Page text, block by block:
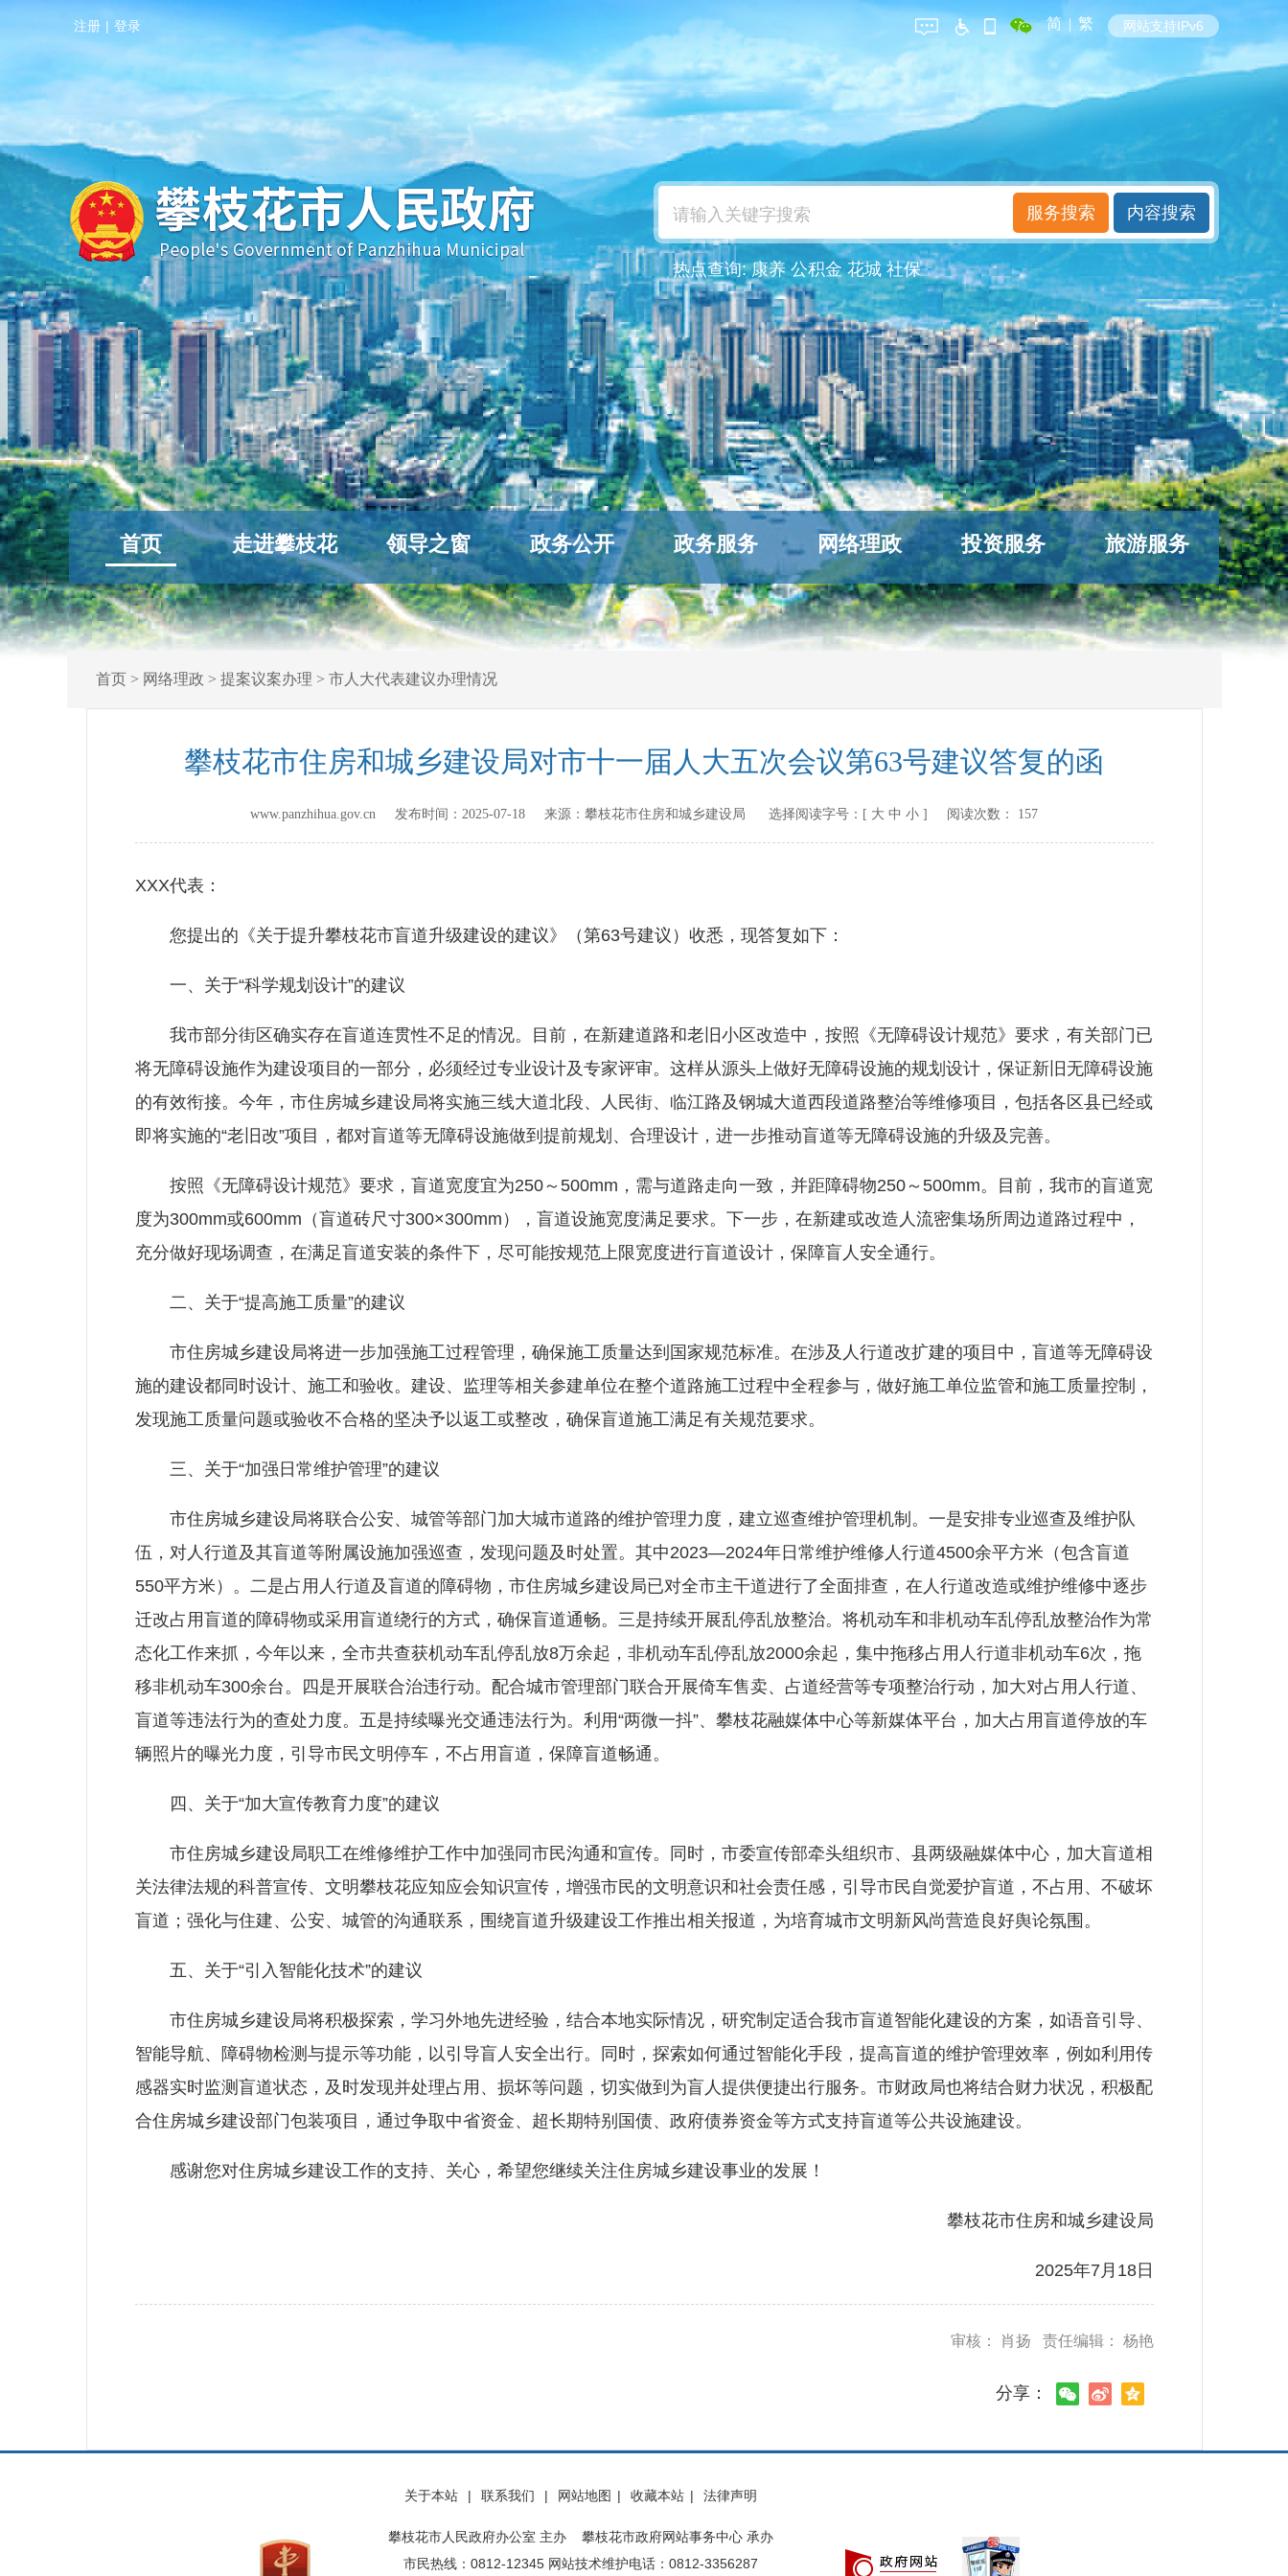
注册 | 登录 简 | 繁 网站支持IPv6
热点查询:康养 公积金 花城 社保
首页 走进攀枝花 领导之窗 政务公开 政务服务 网络理政 投资服务 旅游服务
首页> 网络理政 > 提案议案办理 > 市人大代表建议办理情况
攀枝花市住房和城乡建设局对市十一届人大五次会议第63号建议答复的函
www.panzhihua.gov.cn 发布时间： 2025-07-18 来源： 攀枝花市住房和城乡建设局 选择阅读字号：[ 大 中 小 ] 阅读次数： 157
XXX代表：
您提出的《关于提升攀枝花市盲道升级建设的建议》（第63号建议）收悉，现答复如下：
一、关于“科学规划设计”的建议
我市部分街区确实存在盲道连贯性不足的情况。目前，在新建道路和老旧小区改造中，按照《无障碍设计规范》要求，有关部门已
将无障碍设施作为建设项目的一部分，必须经过专业设计及专家评审。这样从源头上做好无障碍设施的规划设计，保证新旧无障碍设施
的有效衔接。今年，市住房城乡建设局将实施三线大道北段、人民街、临江路及钢城大道西段道路整治等维修项目，包括各区县已经或
即将实施的“老旧改”项目，都对盲道等无障碍设施做到提前规划、合理设计，进一步推动盲道等无障碍设施的升级及完善。
按照《无障碍设计规范》要求，盲道宽度宜为250～500mm，需与道路走向一致，并距障碍物250～500mm。目前，我市的盲道宽
度为300mm或600mm（盲道砖尺寸300×300mm），盲道设施宽度满足要求。下一步，在新建或改造人流密集场所周边道路过程中，
充分做好现场调查，在满足盲道安装的条件下，尽可能按规范上限宽度进行盲道设计，保障盲人安全通行。
二、关于“提高施工质量”的建议
市住房城乡建设局将进一步加强施工过程管理，确保施工质量达到国家规范标准。在涉及人行道改扩建的项目中，盲道等无障碍设
施的建设都同时设计、施工和验收。建设、监理等相关参建单位在整个道路施工过程中全程参与，做好施工单位监管和施工质量控制，
发现施工质量问题或验收不合格的坚决予以返工或整改，确保盲道施工满足有关规范要求。
三、关于“加强日常维护管理”的建议
市住房城乡建设局将联合公安、城管等部门加大城市道路的维护管理力度，建立巡查维护管理机制。一是安排专业巡查及维护队
伍，对人行道及其盲道等附属设施加强巡查，发现问题及时处置。其中2023—2024年日常维护维修人行道4500余平方米（包含盲道
550平方米）。二是占用人行道及盲道的障碍物，市住房城乡建设局已对全市主干道进行了全面排查，在人行道改造或维护维修中逐步
迁改占用盲道的障碍物或采用盲道绕行的方式，确保盲道通畅。三是持续开展乱停乱放整治。将机动车和非机动车乱停乱放整治作为常
态化工作来抓，今年以来，全市共查获机动车乱停乱放8万余起，非机动车乱停乱放2000余起，集中拖移占用人行道非机动车6次，拖
移非机动车300余台。四是开展联合治违行动。配合城市管理部门联合开展倚车售卖、占道经营等专项整治行动，加大对占用人行道、
盲道等违法行为的查处力度。五是持续曝光交通违法行为。利用“两微一抖”、攀枝花融媒体中心等新媒体平台，加大占用盲道停放的车
辆照片的曝光力度，引导市民文明停车，不占用盲道，保障盲道畅通。
四、关于“加大宣传教育力度”的建议
市住房城乡建设局职工在维修维护工作中加强同市民沟通和宣传。同时，市委宣传部牵头组织市、县两级融媒体中心，加大盲道相
关法律法规的科普宣传、文明攀枝花应知应会知识宣传，增强市民的文明意识和社会责任感，引导市民自觉爱护盲道，不占用、不破坏
盲道；强化与住建、公安、城管的沟通联系，围绕盲道升级建设工作推出相关报道，为培育城市文明新风尚营造良好舆论氛围。
五、关于“引入智能化技术”的建议
市住房城乡建设局将积极探索，学习外地先进经验，结合本地实际情况，研究制定适合我市盲道智能化建设的方案，如语音引导、
智能导航、障碍物检测与提示等功能，以引导盲人安全出行。同时，探索如何通过智能化手段，提高盲道的维护管理效率，例如利用传
感器实时监测盲道状态，及时发现并处理占用、损坏等问题，切实做到为盲人提供便捷出行服务。市财政局也将结合财力状况，积极配
合住房城乡建设部门包装项目，通过争取中省资金、超长期特别国债、政府债券资金等方式支持盲道等公共设施建设。
感谢您对住房城乡建设工作的支持、关心，希望您继续关注住房城乡建设事业的发展！
攀枝花市住房和城乡建设局
2025年7月18日
审核： 肖扬 责任编辑： 杨艳
分享：
关于本站 | 联系我们 | 网站地图 | 收藏本站 | 法律声明
攀枝花市人民政府办公室 主办 攀枝花市政府网站事务中心 承办
市民热线：0812-12345 网站技术维护电话：0812-3356287